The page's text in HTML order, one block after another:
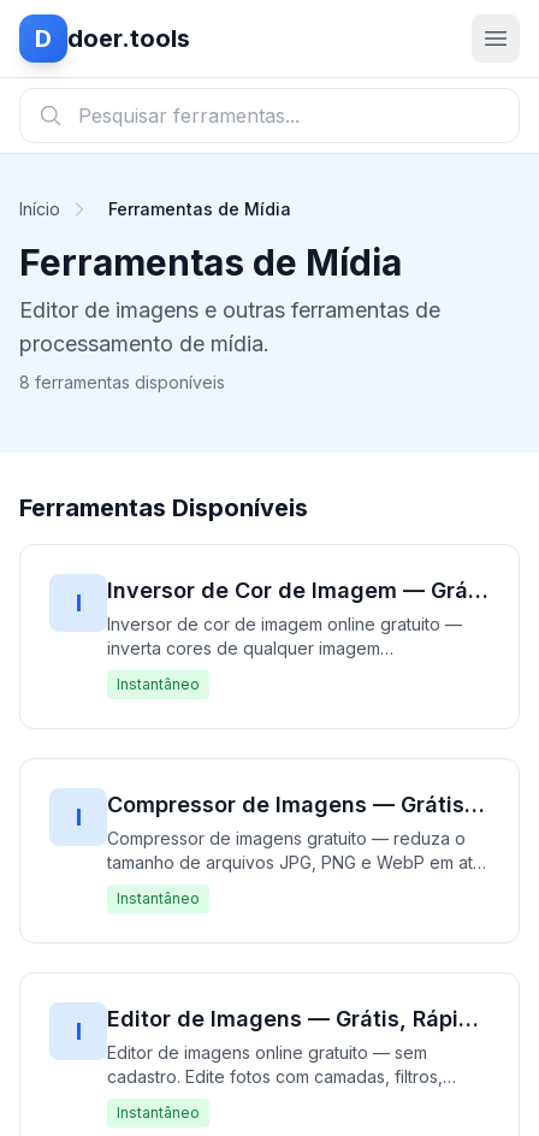
D doer.tools
Início Ferramentas de Mídia
Ferramentas de Mídia
Editor de imagens e outras ferramentas de
processamento de mídia.
8 ferramentas disponíveis
Ferramentas Disponíveis
I Inversor de Cor de Imagem — Grátis, Rápido & Sem Cadastro | Inverta Cores Instantaneamente
Inversor de cor de imagem online gratuito —
inverta cores de qualquer imagem
instantaneamente no seu navegador. Funciona
com JPG, PNG, GIF, WebP, BMP e mais. 100%
Rápido, gratuito e privado.
Instantâneo
I Compressor de Imagens — Grátis, Rápido & Sem Cadastro | Reduza o Tamanho do Arquivo Instantaneamente
Compressor de imagens gratuito — reduza o
tamanho de arquivos JPG, PNG e WebP em até
80% sem perda de qualidade visível. 100%
grátis, sem cadastro — comprime inteiramente
Instantâneo
I Editor de Imagens — Grátis, Rápido & Sem Cadastro | Edite Fotos Instantaneamente
Editor de imagens online gratuito — sem
cadastro. Edite fotos com camadas, filtros,
efeitos, corte, redimensionamento, rotação e
ferramentas de desenho. 100% gratuito,
Instantâneo